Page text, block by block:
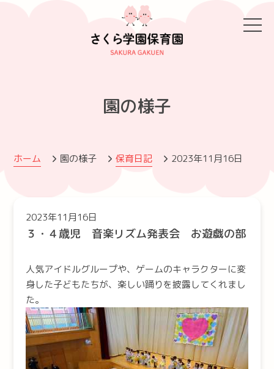
園の様子
ホーム 園の様子 保育日記 2023年11月16日
2023年11月16日
３・４歳児 音楽リズム発表会 お遊戯の部
人気アイドルグループや、ゲームのキャラクターに変
身した子どもたちが、楽しい踊りを披露してくれまし
た。